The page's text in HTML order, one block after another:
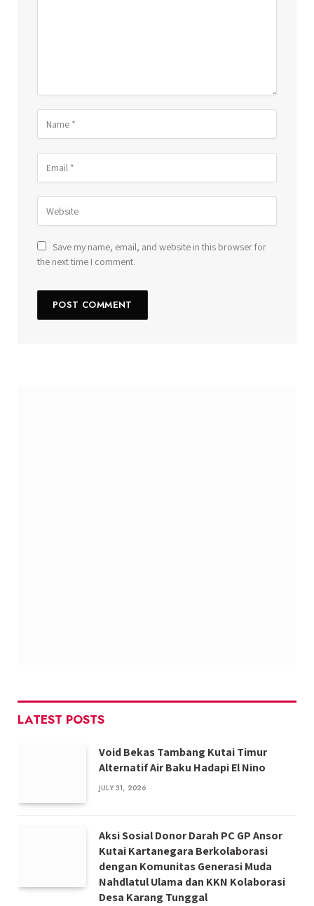
Save my name, email, and website in this browser for
the next time I comment.
LATEST POSTS
Void Bekas Tambang Kutai Timur
Alternatif Air Baku Hadapi El Nino
JULY 31, 2026
Aksi Sosial Donor Darah PC GP Ansor
Kutai Kartanegara Berkolaborasi
dengan Komunitas Generasi Muda
Nahdlatul Ulama dan KKN Kolaborasi
Desa Karang Tunggal